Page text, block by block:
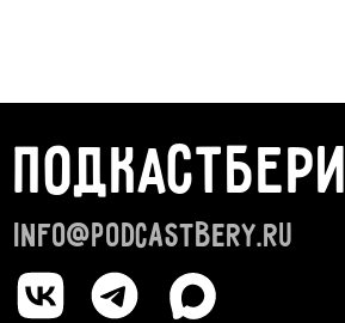
ПОДКАСТБЕРИ
info@podcastbery.ru